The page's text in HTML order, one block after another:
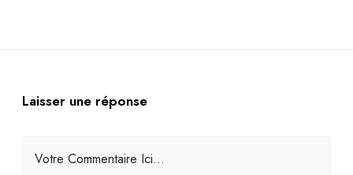
Laisser une réponse
Votre Commentaire Ici...